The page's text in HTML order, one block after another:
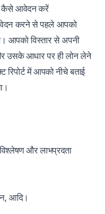
कैसे आवेदन करें
करने से पहले आपको
आपको विस्तार से अपनी
और उसके आधार पर ही लोन लेने
में आपको नीचे बताई
और लाभप्रदता
आदि।